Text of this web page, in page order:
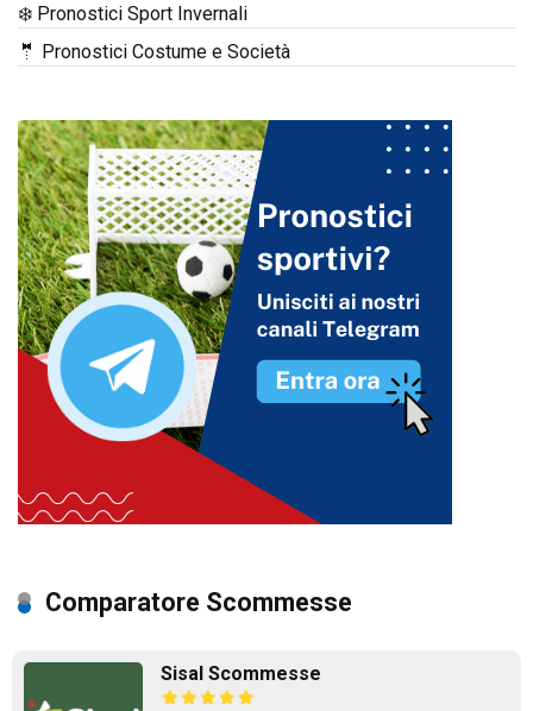
❄️ Pronostici Sport Invernali
🤵 Pronostici Costume e Società
Comparatore Scommesse
Sisal Scommesse